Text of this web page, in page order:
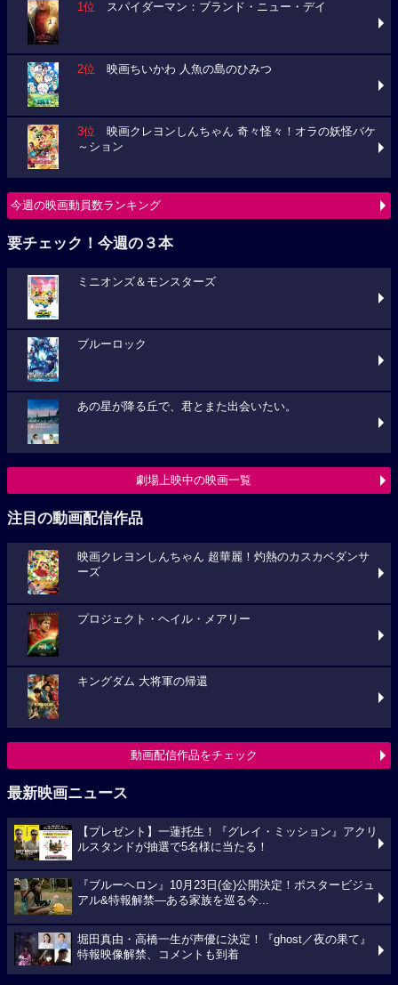
1位 スパイダーマン：ブランド・ニュー・デイ
2位 映画ちいかわ 人魚の島のひみつ
3位 映画クレヨンしんちゃん 奇々怪々！オラの妖怪バケ
～ション
今週の映画動員数ランキング
要チェック！今週の３本
ミニオンズ＆モンスターズ
ブルーロック
あの星が降る丘で、君とまた出会いたい。
劇場上映中の映画一覧
注目の動画配信作品
映画クレヨンしんちゃん 超華麗！灼熱のカスカベダンサ
ーズ
プロジェクト・ヘイル・メアリー
キングダム 大将軍の帰還
動画配信作品をチェック
最新映画ニュース
【プレゼント】一蓮托生！『グレイ・ミッション』アクリ
ルスタンドが抽選で5名様に当たる！
『ブルーヘロン』10月23日(金)公開決定！ポスタービジュ
アル&特報解禁―ある家族を巡る今...
堀田真由・高橋一生が声優に決定！『ghost／夜の果て』
特報映像解禁、コメントも到着